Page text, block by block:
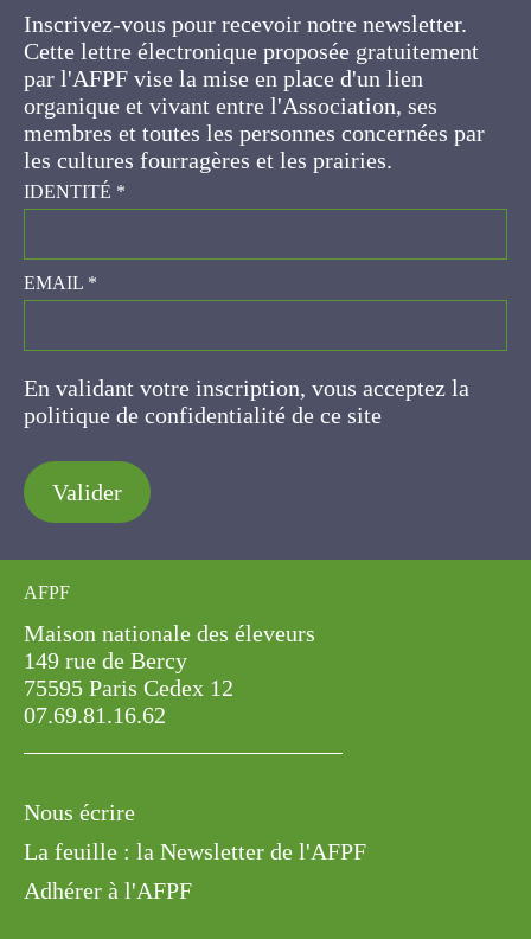
d'un lien organique et vivant entre l'Association,
ses membres et toutes les personnes
concernées par les cultures fourragères et les
prairies.
IDENTITÉ*
politique de confidentialité de ce site
Valider
Maison nationale des éleveurs
149 rue de Bercy
75595 Paris Cedex 12
07.69.81.16.62
Nous écrire
La feuille : la Newsletter de l'AFPF
Adhérer à l'AFPF